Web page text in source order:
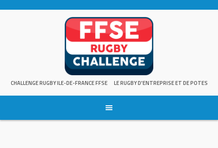
CHALLENGE RUGBY ILE-DE-FRANCE FFSE LE RUGBY D'ENTREPRISE ET DE POTES